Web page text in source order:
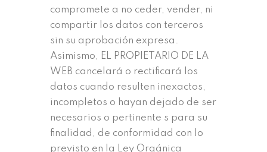
compromete a no ceder, vender, ni
compartir los datos con terceros
sin su aprobación expresa.
Asimismo, EL PROPIETARIO DE LA
WEB cancelará o rectificará los
datos cuando resulten inexactos,
incompletos o hayan dejado de ser
necesarios o pertinente s para su
finalidad, de conformidad con lo
previsto en la Ley Orgánica